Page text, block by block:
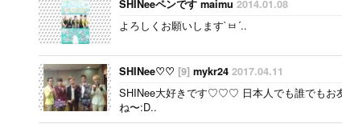
SHINeeペンです maimu 2014.01.08
よろしくお願いします`ㅂ´..
SHINee♡ ♡ [9] mykr24 2017.04.11
SHINee大好きです♡ ♡ ♡ 日本人でも誰でもお
ね〜:D..